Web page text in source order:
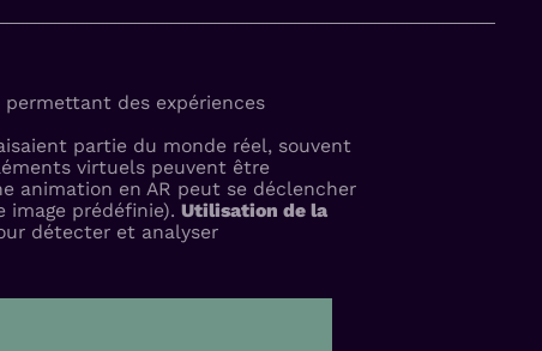
des expériences
partie du monde réel, souvent
virtuels peuvent être
animation en AR peut se déclencher
image prédéfinie).Utilisation de la
détecter et analyser